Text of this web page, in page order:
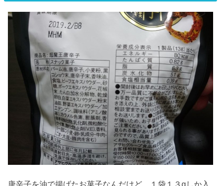
唐辛子を油で揚げたお菓子なんだけど、１袋１３gしか入